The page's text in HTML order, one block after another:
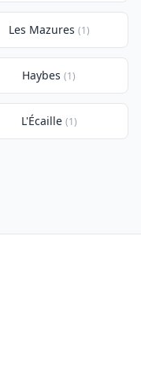
Les Mazures (1)
Haybes (1)
L'Écaille (1)